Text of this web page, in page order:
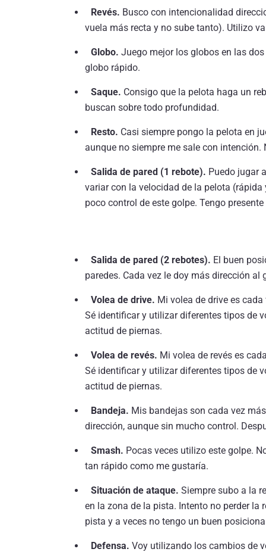
Revés. Busco con intencionalidad
vuela más recta y no sube tanto). Utilizo
Globo. Juego mejor los globos en las
globo rápido.
Saque. Consigo que la pelota haga un
buscan sobre todo profundidad.
Resto. Casi siempre pongo la pelota en
aunque no siempre me sale con
Salida de pared (1 rebote). Puedo jugar
variar con la velocidad de la pelota
poco control de este golpe. Tengo
Salida de pared (2 rebotes). El buen
paredes. Cada vez le doy más dirección al
Volea de drive. Mi volea de drive es
Sé identificar y utilizar diferentes tipos de
actitud de piernas.
Volea de revés. Mi volea de revés es
Sé identificar y utilizar diferentes tipos de
actitud de piernas.
Bandeja. Mis bandejas son cada vez
dirección, aunque sin mucho control.
Smash. Pocas veces utilizo este golpe.
tan rápido como me gustaría.
Situación de ataque. Siempre subo a la
en la zona de la pista. Intento no perder
pista y a veces no tengo un buen
Defensa. Voy utilizando los cambios de